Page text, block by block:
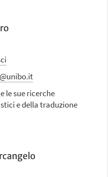
le sue ricerche
e della traduzione